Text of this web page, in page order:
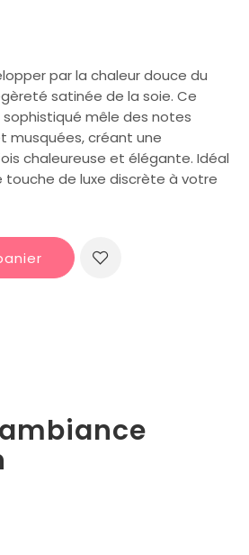
par la chaleur douce du
satinée de la soie. Ce
sophistiqué mêle des notes
musquées, créant une
chaleureuse et élégante. Idéal
touche de luxe discrète à votre